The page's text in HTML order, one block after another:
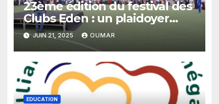
23ème édition du festival des
Clubs Eden : un plaidoyer
pour un budget sensible aux
droits de l’enfant
JUIN 21, 2025 OUMAR
EDUCATION